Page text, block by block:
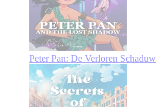
Peter Pan: De Verloren Schaduw